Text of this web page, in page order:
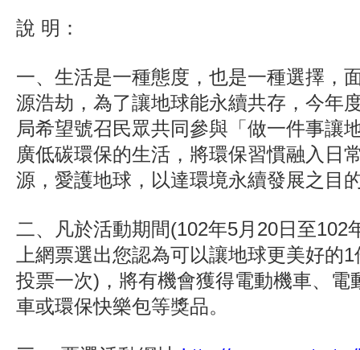
說 明：
一、生活是一種態度，也是一種選擇，
源浩劫，為了讓地球能永續共存，今年
局希望號召民眾共同參與「做一件事讓
廣低碳環保的生活，將環保習慣融入日
源，愛護地球，以達環境永續發展之目
二、凡於活動期間(102年5月20日至102
上網票選出您認為可以讓地球更美好的
投票一次)，將有機會獲得電動機車、電
車或環保快樂包等獎品。